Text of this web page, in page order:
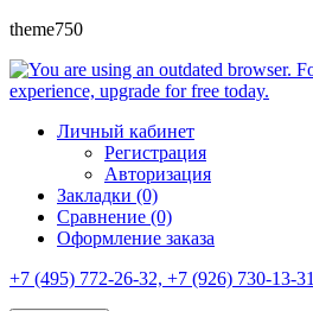
theme750
Личный кабинет
Регистрация
Авторизация
Закладки (0)
Сравнение (0)
Оформление заказа
+7 (495) 772-26-32, +7 (926) 730-13-31